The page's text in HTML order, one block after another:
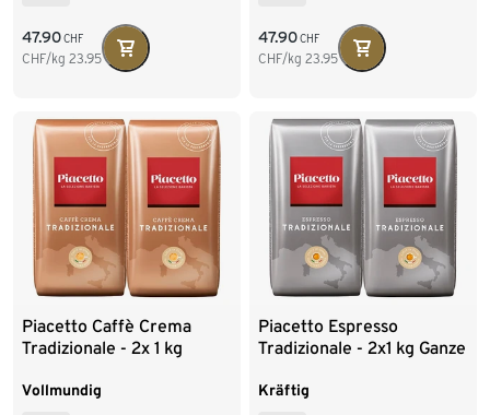
47.90CHF
CHF/kg 23.95
47.90CHF
CHF/kg 23.95
Piacetto Caffè Crema
Tradizionale - 2x 1 kg
Vollmundig
Piacetto Espresso
Tradizionale - 2x1 kg Ganze
Kräftig